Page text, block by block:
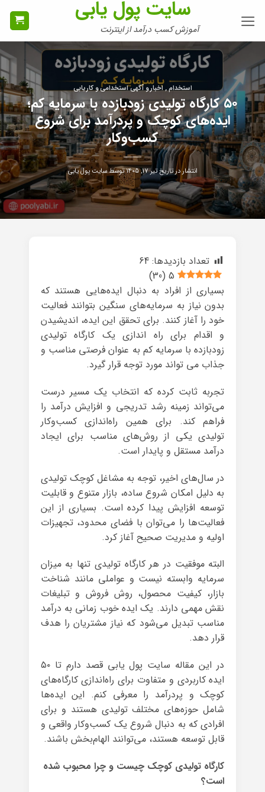
سایت پول یابی
آموزش کسب درآمد از اینترنت
استخدام , اخبار و آگهی استخدامی و کاریابی
۵۰ کارگاه تولیدی زودبازده با سرمایه کم؛
ایده‌های کوچک و پردرآمد برای شروع
کسب‌وکار
انتشار در تاریختیر ۱۷, ۱۴۰۵ توسطسایت پول یابی
تعداد بازدیدها: 64
5
(
30
)
بسیاری از افراد به دنبال ایده‌هایی هستند که
بدون نیاز به سرمایه‌های سنگین بتوانند فعالیت
خود را آغاز کنند. برای تحقق این ایده، اندیشیدن
و اقدام برای راه اندازی یک کارگاه تولیدی
زودبازده با سرمایه کم به عنوان فرصتی مناسب و
جذاب می تواند مورد توجه قرار گیرد.
تجربه ثابت کرده که انتخاب یک مسیر درست
می‌تواند زمینه رشد تدریجی و افزایش درآمد را
فراهم کند. برای همین راه‌اندازی کسب‌وکار
تولیدی یکی از روش‌های مناسب برای ایجاد
درآمد مستقل و پایدار است.
در سال‌های اخیر، توجه به مشاغل کوچک تولیدی
به دلیل امکان شروع ساده، بازار متنوع و قابلیت
توسعه افزایش پیدا کرده است. بسیاری از این
فعالیت‌ها را می‌توان با فضای محدود، تجهیزات
اولیه و مدیریت صحیح آغاز کرد.
البته موفقیت در هر کارگاه تولیدی تنها به میزان
سرمایه وابسته نیست و عواملی مانند شناخت
بازار، کیفیت محصول، روش فروش و تبلیغات
نقش مهمی دارند. یک ایده خوب زمانی به درآمد
مناسب تبدیل می‌شود که نیاز مشتریان را هدف
قرار دهد.
در این مقاله سایت پول یابی قصد دارم تا ۵۰
ایده کاربردی و متفاوت برای راه‌اندازی کارگاه‌های
کوچک و پردرآمد را معرفی کنم. این ایده‌ها
شامل حوزه‌های مختلف تولیدی هستند و برای
افرادی که به دنبال شروع یک کسب‌وکار واقعی و
قابل توسعه هستند، می‌توانند الهام‌بخش باشند.
کارگاه تولیدی کوچک چیست و چرا محبوب شده
است؟